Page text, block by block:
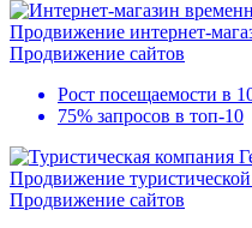
Продвижение интернет-
Продвижение сайтов
Рост посещаемости в
75% запросов в топ-10
Продвижение
Продвижение сайтов